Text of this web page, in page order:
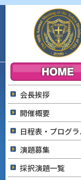
会長挨拶
開催概要
日程表・プログラ
演題募集
採択演題一覧